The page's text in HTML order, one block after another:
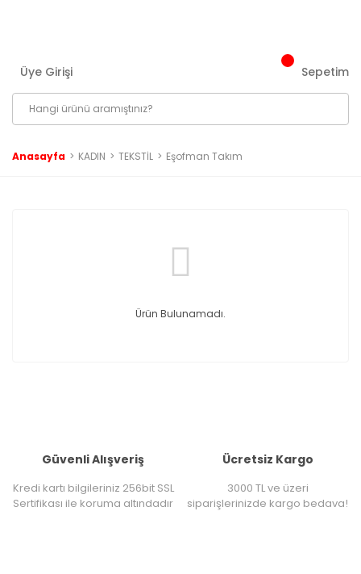
Üye Girişi Sepetim
Anasayfa KADIN TEKSTİL Eşofman Takım
Ürün Bulunamadı.
Güvenli Alışveriş
Kredi kartı bilgileriniz 256bit SSL
Sertifikası ile koruma altındadır
Ücretsiz Kargo
3000 TL ve üzeri
siparişlerinizde kargo bedava!